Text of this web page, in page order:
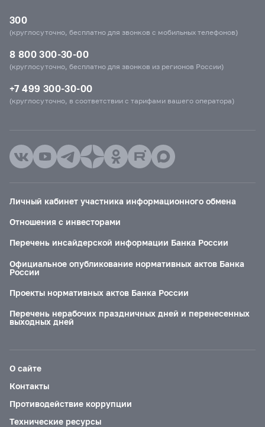
300
(круглосуточно, бесплатно для звонков с мобильных телефонов)
8 800 300-30-00
(круглосуточно, бесплатно для звонков из регионов России)
+7 499 300-30-00
(круглосуточно, в соответствии с тарифами вашего оператора)
Личный кабинет участника информационного обмена
Отношения с инвесторами
Перечень инсайдерской информации Банка России
Официальное опубликование нормативных актов Банка
России
Проекты нормативных актов Банка России
Перечень нерабочих праздничных дней и перенесенных
выходных дней
О сайте
Контакты
Противодействие коррупции
Технические ресурсы